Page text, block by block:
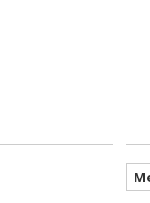
sorteret efter